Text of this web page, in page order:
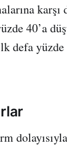
40’a
defa